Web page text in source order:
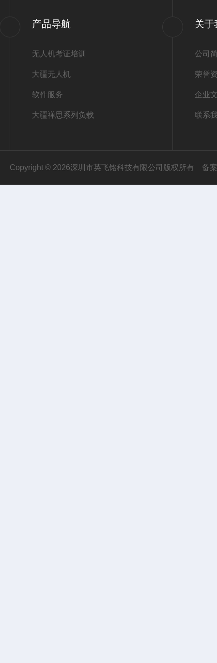
产品导航
无人机考证培训
大疆无人机
软件服务
大疆禅思系列负载
关于
公司
荣誉
企业
联系
Copyright © 2026深圳市英飞铭科技有限公司版权所有 备